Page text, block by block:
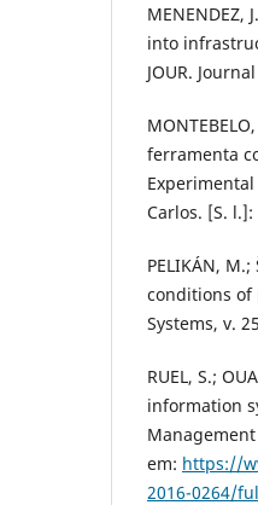
MENENDEZ,
into
JOUR.
ferramenta
Carlos. [S. l.]:
PELIKÁN,
conditions of
Systems, v.
RUEL, S.;
information
Management
em: https://
2016-0264/